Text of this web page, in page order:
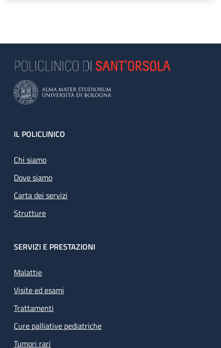
Footer
IL POLICLINICO
Chi siamo
Dove siamo
Carta dei servizi
Strutture
SERVIZI E PRESTAZIONI
Malattie
Visite ed esami
Trattamenti
Cure palliative pediatriche
Tumori rari